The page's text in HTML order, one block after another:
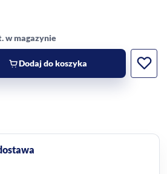
w magazynie
Dodaj do koszyka